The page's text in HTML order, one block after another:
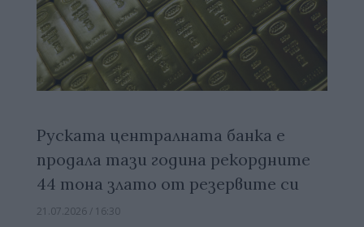
Руската централната банка е
продала тази година рекордните
44 тона злато от резервите си
21.07.2026 / 16:30